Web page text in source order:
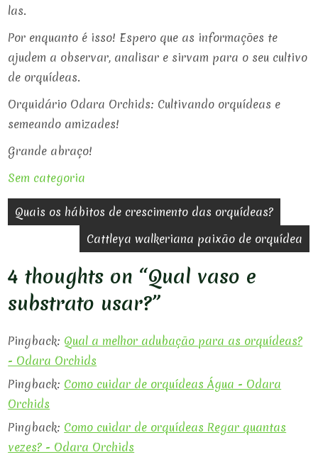
las.
Por enquanto é isso! Espero que as informações te
ajudem a observar, analisar e sirvam para o seu cultivo
de orquídeas.
Orquidário Odara Orchids: Cultivando orquídeas e
semeando amizades!
Grande abraço!
Sem categoria
Navegação
Post
Quais os hábitos de crescimento das orquídeas?
Cattleya walkeriana paixão de orquídea
4 thoughts on “Qual vaso e
substrato usar?”
Pingback: Qual a melhor adubação para as orquídeas?
- Odara Orchids
Pingback: Como cuidar de orquídeas Água - Odara
Orchids
Pingback: Como cuidar de orquídeas Regar quantas
vezes? - Odara Orchids